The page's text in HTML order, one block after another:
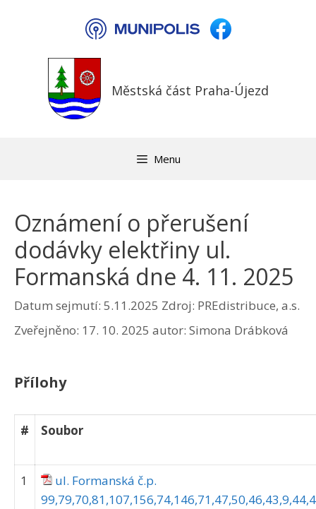
Městská část Praha-Újezd
Menu
Oznámení o přerušení
dodávky elektřiny ul.
Formanská dne 4. 11. 2025
Datum sejmutí: 5.11.2025 Zdroj: PREdistribuce, a.s.
Zveřejněno: 17. 10. 2025 autor: Simona Drábková
Přílohy
# Soubor
1
ul. Formanská č.p.